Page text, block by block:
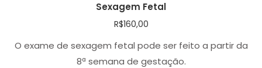
Sexagem Fetal
R$160,00
O exame de sexagem fetal pode ser feito a partir da
8ª semana de gestação.